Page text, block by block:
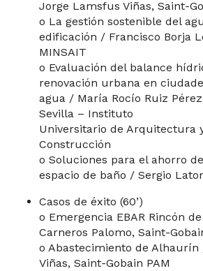
Jorge Lamsfus Viñas, Saint-
o La gestión sostenible del
edificación / Francisco Borja
MINSAIT
o Evaluación del balance
renovación urbana en
agua / María Rocío Ruiz
Sevilla – Instituto
Universitario de Arquitectura
Construcción
o Soluciones para el ahorro
espacio de baño / Sergio
Casos de éxito (60’)
o Emergencia EBAR Rincón
Carneros Palomo, Saint-
o Abastecimiento de
Viñas, Saint-Gobain PAM